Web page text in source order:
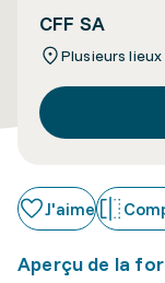
CFF SA
Plusieurs
J'aime
Aperçu de la